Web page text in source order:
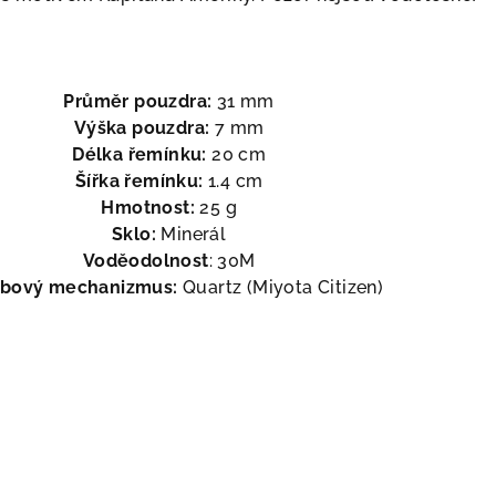
Průměr pouzdra: 31 mm
Výška pouzdra: 7 mm
Délka řemínku: 20 cm
Šířka řemínku: 1.4 cm
Hmotnost: 25 g
Sklo: Minerál
Voděodolnost: 30M
mechanizmus: Quartz (Miyota Citizen)